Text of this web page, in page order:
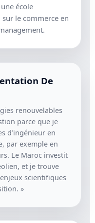
école
le commerce en
De
renouvelables
parce que je
d’ingénieur en
par exemple en
Le Maroc investit
et je trouve
scientifiques
»